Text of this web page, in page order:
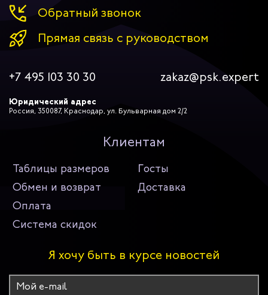
Обратный звонок
Прямая связь с руководством
+7 495 103 30 30 zakaz@psk.expert
Юридический адрес
Россия, 350087, Краснодар, ул. Бульварная дом 2/2
Клиентам
Таблицы размеров
Госты
Обмен и возврат
Доставка
Оплата
Система скидок
Я хочу быть в курсе новостей